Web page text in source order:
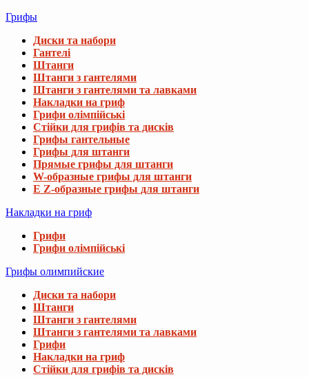
Грифы
Диски та набори
Гантелі
Штанги
Штанги з гантелями
Штанги з гантелями та лавками
Накладки на гриф
Грифи олімпійські
Стійки для грифів та дисків
Грифы гантельные
Грифы для штанги
Прямые грифы для штанги
W-образные грифы для штанги
E Z-образные грифы для штанги
Накладки на гриф
Грифи
Грифи олімпійські
Грифы олимпийские
Диски та набори
Штанги
Штанги з гантелями
Штанги з гантелями та лавками
Грифи
Накладки на гриф
Стійки для грифів та дисків